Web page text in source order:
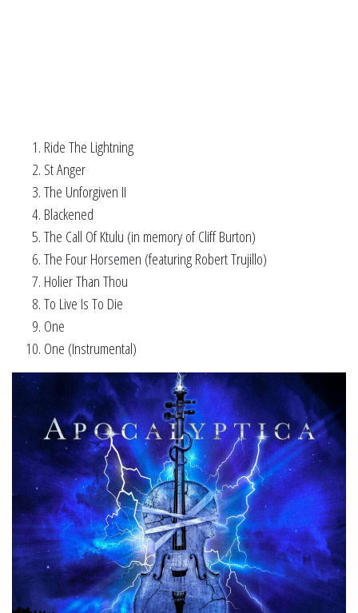
Ride The Lightning
St Anger
The Unforgiven II
Blackened
The Call Of Ktulu (in memory of Cliff Burton)
The Four Horsemen (featuring Robert Trujillo)
Holier Than Thou
To Live Is To Die
One
One (Instrumental)